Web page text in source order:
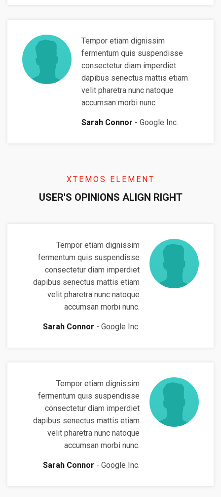
Tempor etiam dignissim
fermentum quis suspendisse
consectetur diam imperdiet
dapibus senectus mattis etiam
velit pharetra nunc natoque
accumsan morbi nunc.
Sarah Connor Google Inc.
XTEMOS ELEMENT
USER'S OPINIONS ALIGN RIGHT
Tempor etiam dignissim
fermentum quis suspendisse
consectetur diam imperdiet
dapibus senectus mattis etiam
velit pharetra nunc natoque
accumsan morbi nunc.
Sarah Connor Google Inc.
Tempor etiam dignissim
fermentum quis suspendisse
consectetur diam imperdiet
dapibus senectus mattis etiam
velit pharetra nunc natoque
accumsan morbi nunc.
Sarah Connor Google Inc.